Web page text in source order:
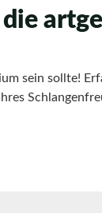
sein sollte!